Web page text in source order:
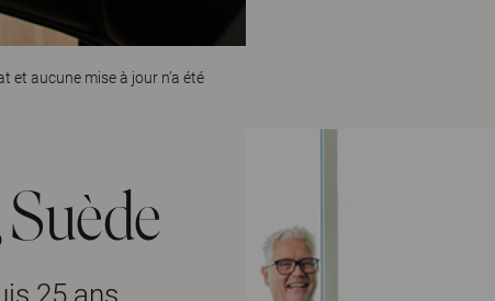
et aucune mise à jour n’a été
25 ans